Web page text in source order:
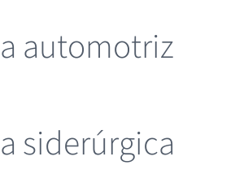
automotriz
siderúrgica